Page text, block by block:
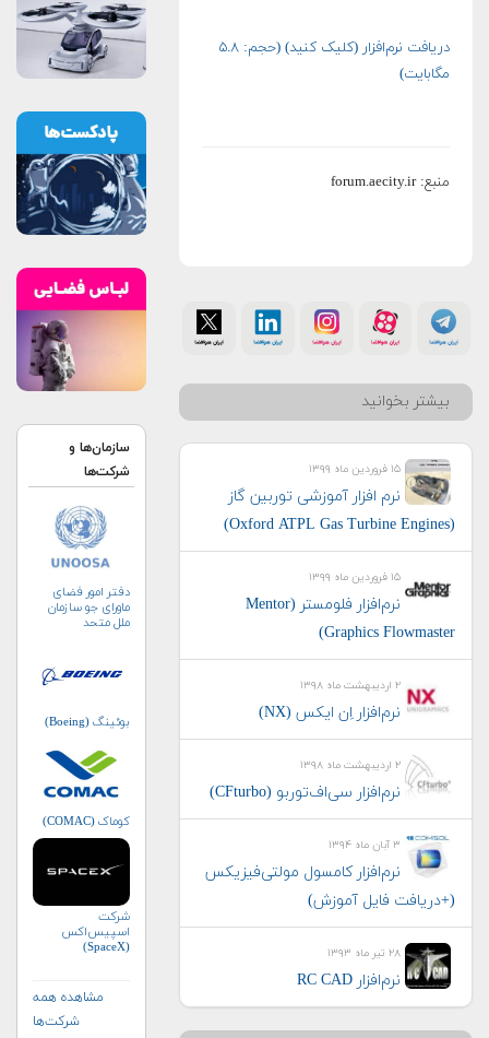
دریافت نرم‌افزار (کلیک کنید) (حجم: ۵.۸
مگابایت)
منبع: forum.aecity.ir
بیشتر بخوانید
۱۵ فروردین ماه ۱۳۹۹
نرم افزار آموزشی توربین گاز
(Oxford ATPL Gas Turbine Engines)
۱۵ فروردین ماه ۱۳۹۹
نرم‌افزار فلومستر (Mentor
Graphics Flowmaster)
۲ اردیبهشت ماه ۱۳۹۸
نرم‌افزار اِن ایکس (NX)
۲ اردیبهشت ماه ۱۳۹۸
نرم‌افزار سی‌اف‌توربو (CFturbo)
۳ آبان ماه ۱۳۹۴
نرم‌افزار کامسول مولتی‌فیزیکس
(+دریافت فایل آموزش)
۲۸ تیر ماه ۱۳۹۳
نرم‌افزار RC CAD
سازمان‌ها و
شرکت‌ها
دفتر امور فضای
ماورای جو سازمان
ملل متحد
بوئینگ (Boeing)
کوماک (COMAC)
شرکت
اسپیس‌اکس
(SpaceX)
مشاهده همه
شرکت‌ها